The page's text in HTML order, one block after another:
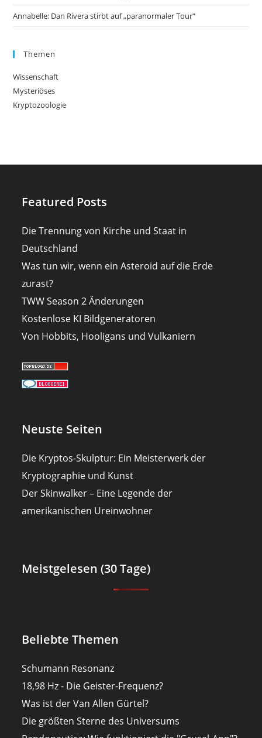
Annabelle: Dan Rivera stirbt auf „paranormaler Tour“
Themen
Wissenschaft
Mysteriöses
Kryptozoologie
Featured Posts
Die Trennung von Kirche und Staat in
Deutschland
Was tun wir, wenn ein Asteroid auf die Erde
zurast?
TWW Season 2 Änderungen
Kostenlose KI Bildgeneratoren
Von Hobbits, Hooligans und Vulkaniern
Neuste Seiten
Die Kryptos-Skulptur: Ein Meisterwerk der
Kryptographie und Kunst
Der Skinwalker – Eine Legende der
amerikanischen Ureinwohner
Meistgelesen (30 Tage)
Beliebte Themen
Schumann Resonanz
18,98 Hz - Die Geister-Frequenz?
Was ist der Van Allen Gürtel?
Die größten Sterne des Universums